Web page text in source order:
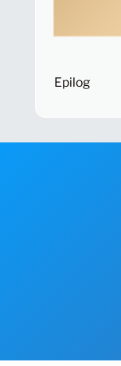
Epilog